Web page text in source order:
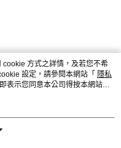
方式之詳情，及若您不希
設定，請參閱本網站「 隱私
表示您同意本公司得按本網站使